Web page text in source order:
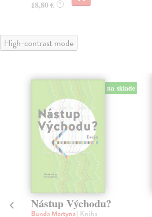
18,80 € ?
High-contrast mode
na sklade
Nástup Východu?
Bunda Martyna| Kniha